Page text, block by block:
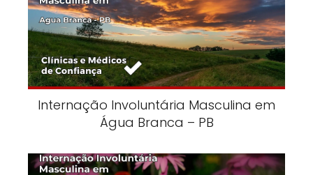
Internação Involuntária Masculina em
Água Branca – PB